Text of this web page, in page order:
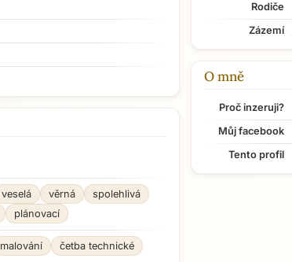
veselá věrná
spolehlivá
plánovací
malování
četba technické
Rodiče
Zázemí
O mně
Proč inzeruji?
Můj facebook
Tento profil